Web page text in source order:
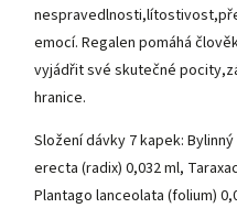
emocí. Regalen pomáhá
vyjádřit své skutečné
hranice.
Složení dávky 7 kapek:
erecta (radix) 0,032 ml,
Plantago lanceolata (folium)